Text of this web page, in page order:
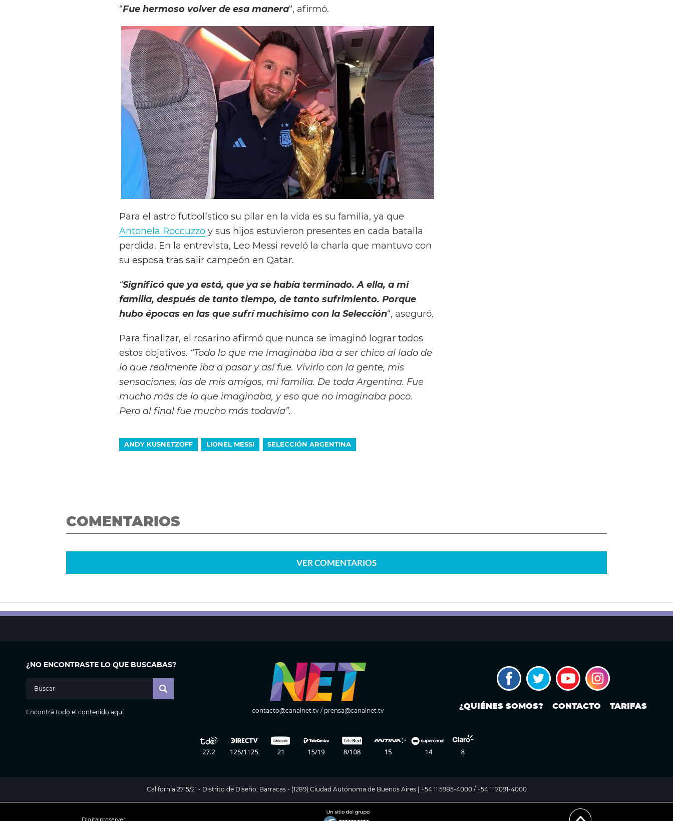
“Fue hermoso volver de esa manera“, afirmó.
Para el astro futbolístico su pilar en la vida es su familia, ya que
Antonela Roccuzzo y sus hijos estuvieron presentes en cada batalla
perdida. En la entrevista, Leo Messi reveló la charla que mantuvo con
su esposa tras salir campeón en Qatar.
“Significó que ya está, que ya se había terminado. A ella, a mi
familia, después de tanto tiempo, de tanto sufrimiento. Porque
hubo épocas en las que sufrí muchísimo con la Selección“, aseguró.
Para finalizar, el rosarino afirmó que nunca se imaginó lograr todos
estos objetivos. “Todo lo que me imaginaba iba a ser chico al lado de
lo que realmente iba a pasar y así fue. Vivirlo con la gente, mis
sensaciones, las de mis amigos, mi familia. De toda Argentina. Fue
mucho más de lo que imaginaba, y eso que no imaginaba poco.
Pero al final fue mucho más todavía”.
ANDY KUSNETZOFF LIONEL MESSI SELECCIÓN ARGENTINA
COMENTARIOS
VERCOMENTARIOS
¿NO ENCONTRASTE LO QUE BUSCABAS?
Encontrá todo el contenido aquí contacto@canalnet.tv/ prensa@canalnet.tv ¿QUIÉNES SOMOS? CONTACTO TARIFAS
California 2715/21 - Distrito de Diseño, Barracas - (1289) Ciudad Autónoma de Buenos Aires | +54 11 5985-4000 / +54 11 7091-4000
Digitalproserver